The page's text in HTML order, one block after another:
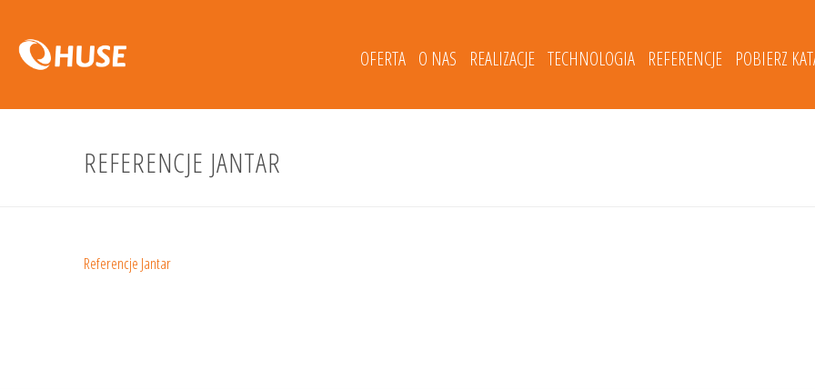
OFERTA O NAS REALIZACJE TECHNOLOGIA REFERENCJE POBIERZ
REFERENCJE JANTAR
Referencje Jantar